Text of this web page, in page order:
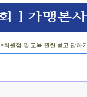
>회원점 및 교육 관련 묻고 답하